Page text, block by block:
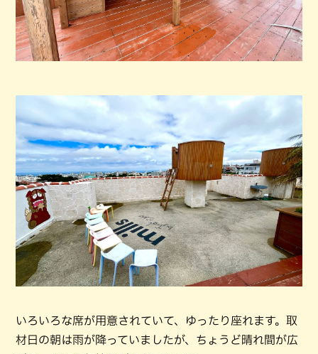
いろいろな席が用意されていて、ゆったり座れます。取
材日の朝は雨が降っていましたが、ちょうど晴れ間が広